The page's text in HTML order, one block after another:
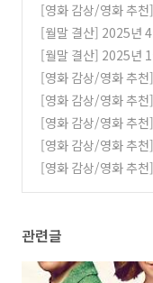
[영화 감상/영화 추
와이스)>(2024)
(1)
[월말 결산] 2025년
[월말 결산] 2025년
[영화 감상/영화 추
츠 인사이드)>(2024)
[영화 감상/영화 추
(+ 내가 뽑은 2024년
[영화 감상/영화 추
(성 안에 갇힌 사랑
[영화 감상/영화 추
퍼)(2024)
(3)
[영화 감상/영화 추
관련글